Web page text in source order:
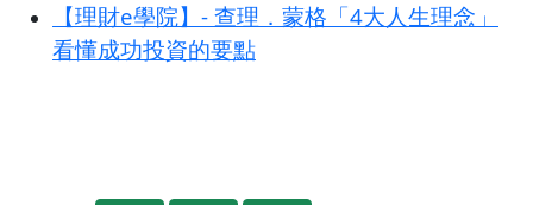
【理財e學院】- 查理．蒙格「4大人生理念」
看懂成功投資的要點